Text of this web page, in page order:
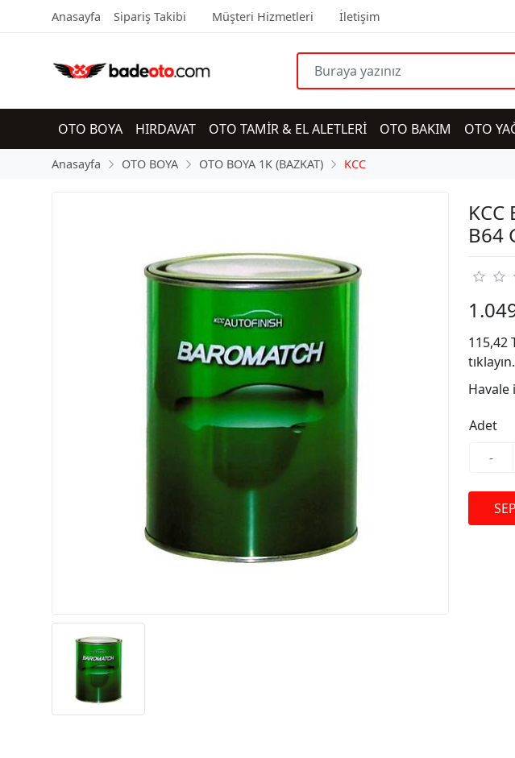
Anasayfa Sipariş Takibi Müşteri Hizmetleri İletişim
OTO BOYA HIRDAVAT OTO TAMİR & EL ALETLERİ OTO BAKIM OTO
Anasayfa OTO BOYA OTO BOYA 1K (BAZKAT) KCC
KCC
B64
115,42
tıklayın.
Havale
Adet
-